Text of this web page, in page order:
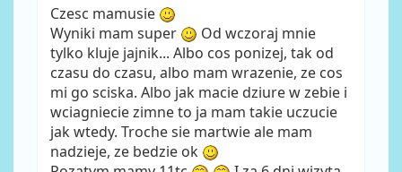
Czesc mamusie
Wyniki mam super
Od wczoraj mnie
tylko kluje jajnik... Albo cos ponizej, tak od
czasu do czasu, albo mam wrazenie, ze cos
mi go sciska. Albo jak macie dziure w zebie i
wciagniecie zimne to ja mam takie uczucie
jak wtedy. Troche sie martwie ale mam
nadzieje, ze bedzie ok